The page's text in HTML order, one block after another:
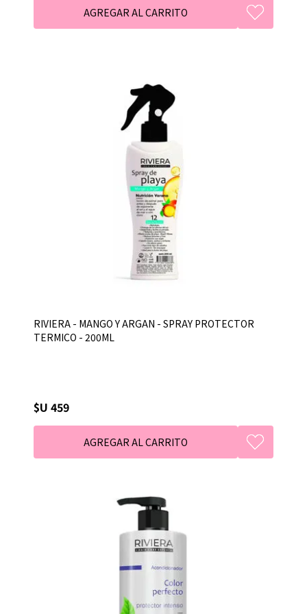
RIVIERA - MANGO Y ARGAN - SPRAY PROTECTOR
TERMICO - 200ML
$U 459